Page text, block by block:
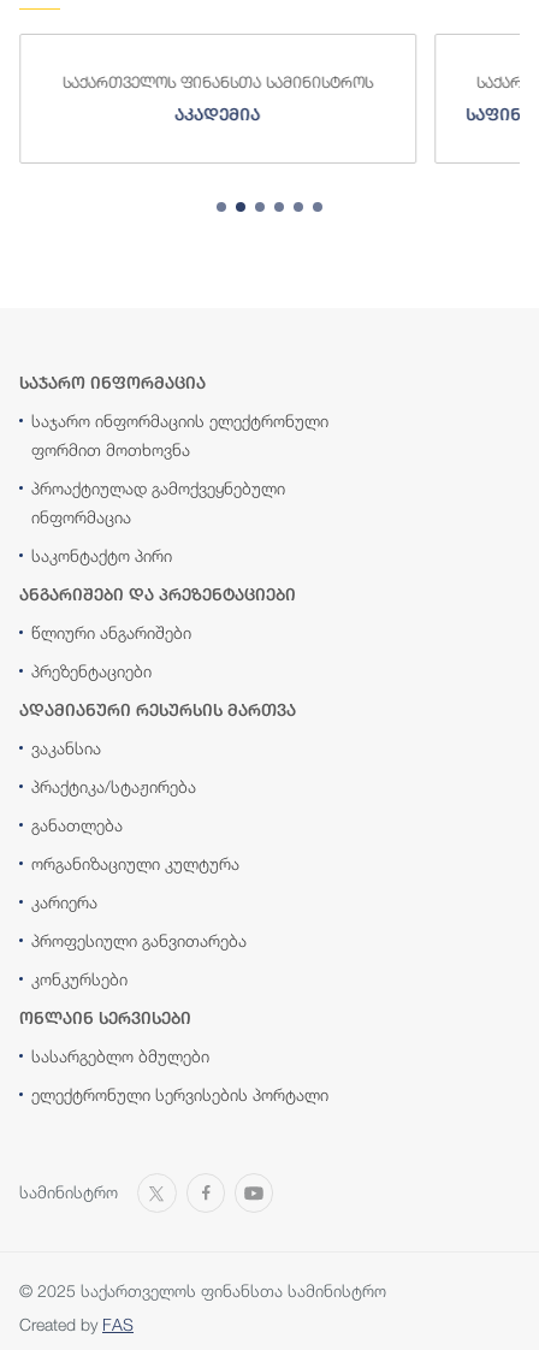
საქართველოს ფინანსთა სამინისტროს
საფინანსო-ანალიტიკური სამსახური
საჯარო ინფორმაცია
საჯარო ინფორმაციის ელექტრონული
ფორმით მოთხოვნა
პროაქტიულად გამოქვეყნებული
ინფორმაცია
საკონტაქტო პირი
ანგარიშები და პრეზენტაციები
წლიური ანგარიშები
პრეზენტაციები
ადამიანური რესურსის მართვა
ვაკანსია
პრაქტიკა/სტაჟირება
განათლება
ორგანიზაციული კულტურა
კარიერა
პროფესიული განვითარება
კონკურსები
ონლაინ სერვისები
სასარგებლო ბმულები
ელექტრონული სერვისების პორტალი
სამინისტრო
© 2025 საქართველოს ფინანსთა სამინისტრო
Created by FAS